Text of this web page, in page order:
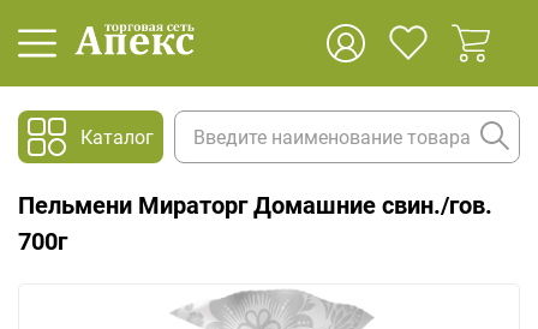
Каталог
Пельмени Мираторг Домашние свин./гов.
700г